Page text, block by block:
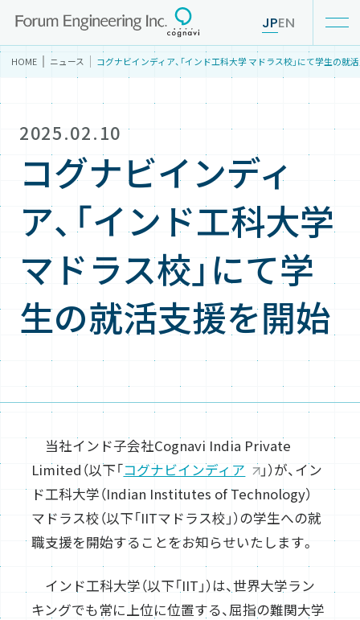
JPEN
私たちの強み
サービス紹介
IR情報
企業情報
ニュース
検索キーワード入力
サイトマップ
お問い合わせ
HOME ニュース コグナビインディア、「インド工科大学 マドラス校」にて学生の就
2025.02.10
コグナビインディ
ア、「インド工科大学
マドラス校」にて学
生の就活支援を開始
当社インド子会社Cognavi India Private
Limited（以下「コグナビインディア
」）が、イン
ド工科大学（Indian Institutes of Technology）
マドラス校（以下「IITマドラス校」）の学生への就
職支援を開始することをお知らせいたします。
インド工科大学（以下「IIT」）は、世界大学ラン
キングでも常に上位に位置する、屈指の難関大学